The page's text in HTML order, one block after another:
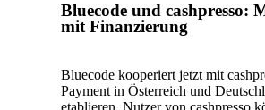
Bluecode und cashpresso:
mit Finanzierung
Bluecode kooperiert jetzt mit
Payment in Österreich und